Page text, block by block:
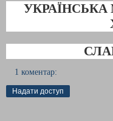
УКРАЇНСЬКА
1 коментар:
Надати доступ